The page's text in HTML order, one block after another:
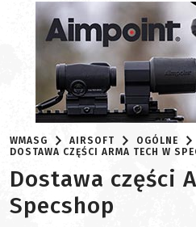
WMASG AIRSOFT
OGÓLNE
DOSTAWA CZĘŚCI ARMA TECH W
Dostawa części
Specshop